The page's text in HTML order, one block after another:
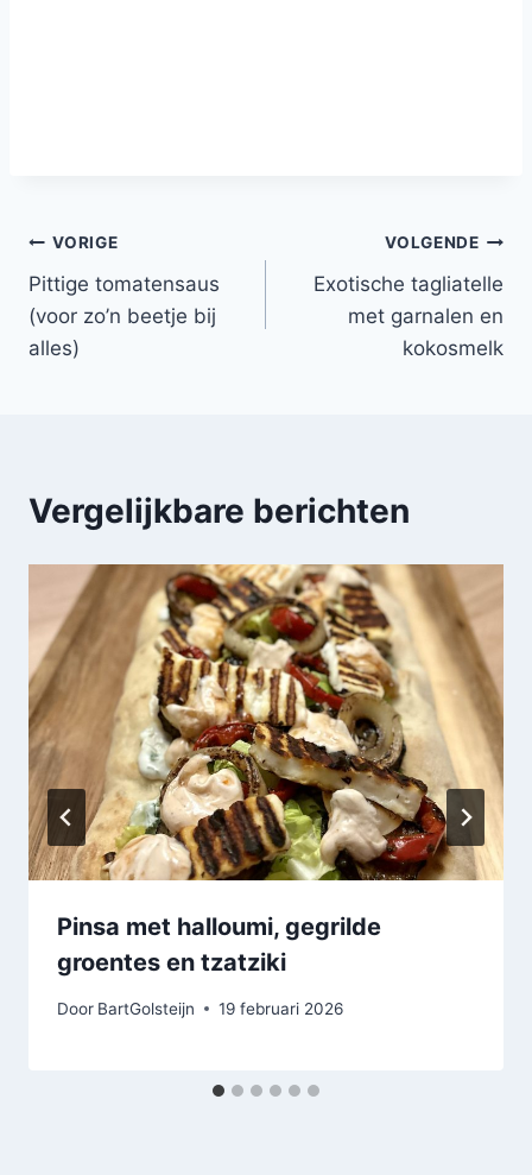
Bericht
navigatie
VORIGE
Pittige tomatensaus
(voor zo’n beetje bij
alles)
VOLGENDE
Exotische tagliatelle
met garnalen en
kokosmelk
Vergelijkbare berichten
Pinsa met halloumi, gegrilde
groentes en tzatziki
Door BartGolsteijn 19 februari 2026